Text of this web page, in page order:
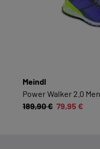
Cookie-
Cookie-
Meindl
Power Walker 2.0 Men
189,90 € 79,95 €